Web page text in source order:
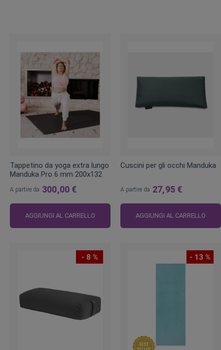
Tappetino da yoga extra lungo
Manduka Pro 6 mm 200x132
A partire da 300,00 €
AGGIUNGI AL CARRELLO
Cuscini per gli occhi Manduka
A partire da 27,95 €
AGGIUNGI AL CARRELLO
- 8 % - 13 %